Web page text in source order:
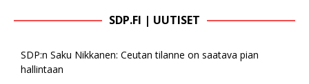
SDP.FI | UUTISET
SDP:n Saku Nikkanen: Ceutan tilanne on saatava pian
hallintaan